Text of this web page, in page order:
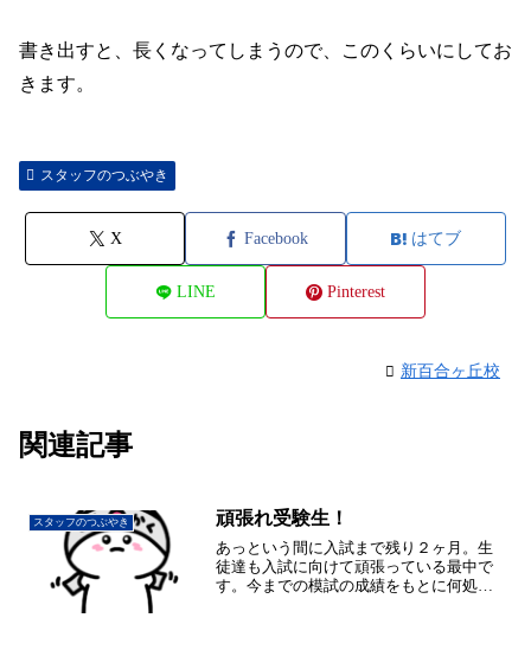
書き出すと、長くなってしまうので、このくらいにしてお
きます。
スタッフのつぶやき
X Facebook はてブ
LINE Pinterest
新百合ヶ丘校
関連記事
スタッフのつぶやき 頑張れ受験生！
あっという間に入試まで残り２ヶ月。生
徒達も入試に向けて頑張っている最中で
す。今までの模試の成績をもとに何処が